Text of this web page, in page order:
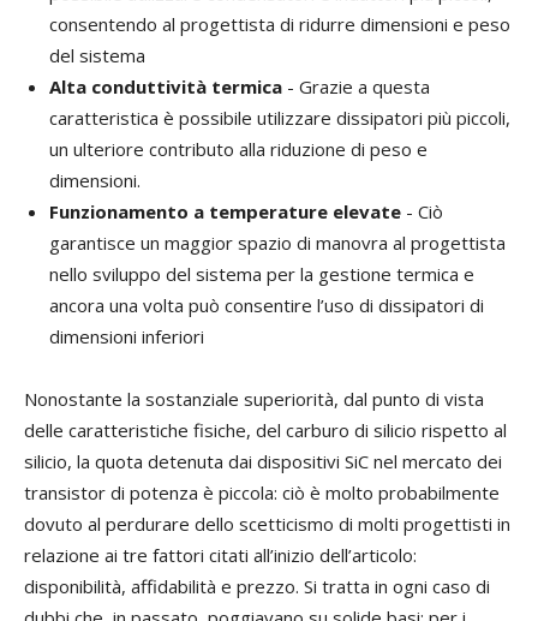
consentendo al progettista di ridurre dimensioni e peso
del sistema
Alta conduttività termica - Grazie a questa
caratteristica è possibile utilizzare dissipatori più piccoli,
un ulteriore contributo alla riduzione di peso e
dimensioni.
Funzionamento a temperature elevate - Ciò
garantisce un maggior spazio di manovra al progettista
nello sviluppo del sistema per la gestione termica e
ancora una volta può consentire l’uso di dissipatori di
dimensioni inferiori
Nonostante la sostanziale superiorità, dal punto di vista
delle caratteristiche fisiche, del carburo di silicio rispetto al
silicio, la quota detenuta dai dispositivi SiC nel mercato dei
transistor di potenza è piccola: ciò è molto probabilmente
dovuto al perdurare dello scetticismo di molti progettisti in
relazione ai tre fattori citati all’inizio dell’articolo:
disponibilità, affidabilità e prezzo. Si tratta in ogni caso di